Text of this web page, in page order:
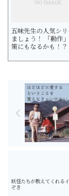
五味先生の人気シ
ましょう！ 「動作」を英語で言ってみましょう。 英検２次面接の対
策にもなるかも！？ 賑わう商店街は楽しいですね♪ ぶらりと歩いて
比べる 答え：compare（コンペア） compare は意外とわかりにく
妖怪たちが教えてくれる
ぞき